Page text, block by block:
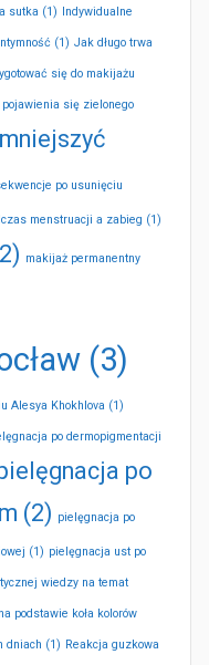
sutka (1) Indywidualne
(1) Jak długo trwa
się do makijażu
się zielonego
po usunięciu
menstruacji a zabieg (1)
makijaż permanentny
(3)
Alesya Khokhlova (1)
po dermopigmentacji
po
(2) pielęgnacja po
(1) pielęgnacja ust po
wiedzy na temat
podstawie koła kolorów
dniach (1) Reakcja guzkowa